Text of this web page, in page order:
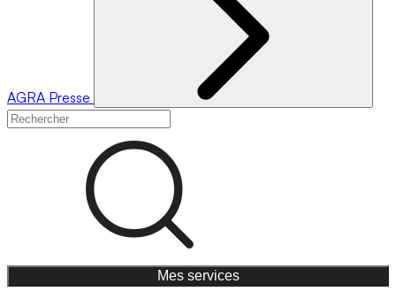
AGRA Presse
Mes services